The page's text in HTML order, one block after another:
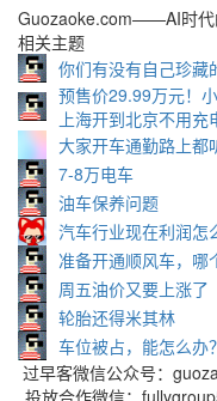
Guozaoke.com——AI时代
相关主题
你们有没有自己珍藏
预售价29.99万元！
上海开到北京不用充
大家开车通勤路上都
7-8万电车
油车保养问题
汽车行业现在利润怎
准备开通顺风车，哪
周五油价又要上涨了
轮胎还得米其林
车位被占，能怎么办？
过早客微信公众号：
投放合作微信：